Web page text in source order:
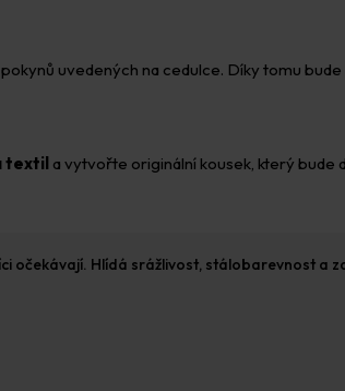
uvedených na cedulce. Díky tomu
textil a vytvořte originální kousek, který bude
očekávají. Hlídá srážlivost, stálobarevnost a